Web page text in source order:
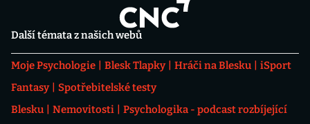
Další témata z našich webů
Moje Psychologie Blesk Tlapky Hráči na Blesku
iSport
Fantasy
Spotřebitelské testy
Blesku
Nemovitosti
Psychologika - podcast rozbíjející